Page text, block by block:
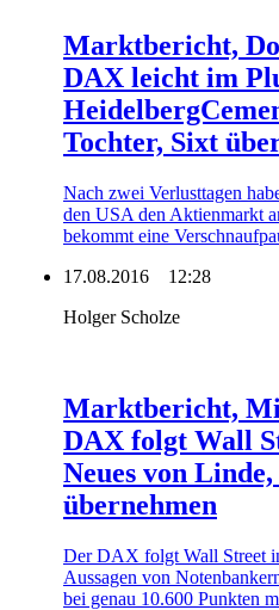
Marktbericht,
DAX leicht im
Tochter, Sixt
Nach zwei Verlusttagen
den USA den Aktienmarkt
bekommt eine
17.08.2016
12:28
Holger Scholze
Marktbericht,
DAX folgt Wall
Neues von
übernehmen
Der DAX folgt Wall Street
Aussagen von
bei genau 10.600 Punkten